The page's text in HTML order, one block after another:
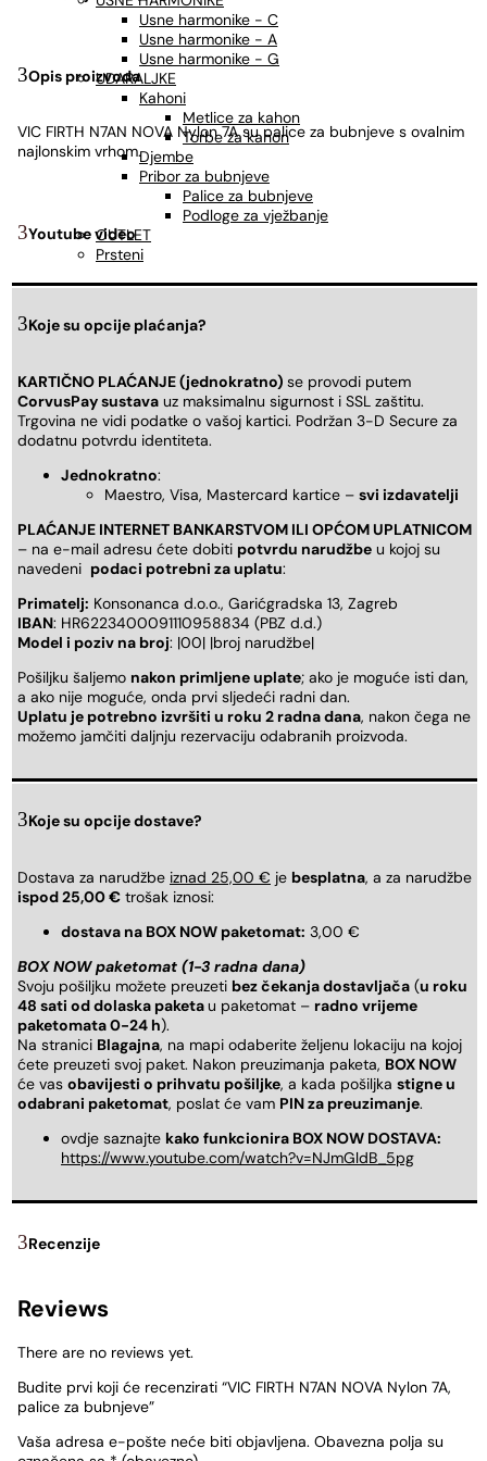
Usne harmonike - C
Usne harmonike - A
Usne harmonike - G
UDARALJKE
Kahoni
Metlice za kahon
Torbe za kahon
Djembe
Pribor za bubnjeve
Palice za bubnjeve
Podloge za vježbanje
OUTLET
Prsteni
Opis proizvoda
VIC FIRTH N7AN NOVA Nylon 7A su palice za bubnjeve s ovalnim
najlonskim vrhom.
Youtube video
Koje su opcije plaćanja?
KARTIČNO PLAĆANJE (jednokratno) se provodi putem
CorvusPay sustava uz maksimalnu sigurnost i SSL zaštitu.
Trgovina ne vidi podatke o vašoj kartici. Podržan 3-D Secure za
dodatnu potvrdu identiteta.
Jednokratno:
Maestro, Visa, Mastercard kartice – svi izdavatelji
PLAĆANJE INTERNET BANKARSTVOM ILI OPĆOM UPLATNICOM
– na e-mail adresu ćete dobiti potvrdu narudžbe u kojoj su
navedeni podaci potrebni za uplatu:
Primatelj: Konsonanca d.o.o., Garićgradska 13, Zagreb
IBAN: HR6223400091110958834 (PBZ d.d.)
Model i poziv na broj: |00| |broj narudžbe|
Pošiljku šaljemo nakon primljene uplate; ako je moguće isti dan,
a ako nije moguće, onda prvi sljedeći radni dan.
Uplatu je potrebno izvršiti u roku 2 radna dana, nakon čega ne
možemo jamčiti daljnju rezervaciju odabranih proizvoda.
Koje su opcije dostave?
Dostava za narudžbe iznad 25,00 € je besplatna, a za narudžbe
ispod 25,00 € trošak iznosi:
dostava na BOX NOW paketomat: 3,00 €
BOX NOW paketomat (1-3 radna dana)
Svoju pošiljku možete preuzeti bez čekanja dostavljača (u roku
48 sati od dolaska paketau paketomat – radno vrijeme
paketomata 0-24 h).
Na stranici Blagajna, na mapi odaberite željenu lokaciju na kojoj
ćete preuzeti svoj paket. Nakon preuzimanja paketa, BOX NOW
će vas obavijesti o prihvatu pošiljke, a kada pošiljka stigne u
odabrani paketomat, poslat će vam PIN za preuzimanje.
ovdje saznajte kako funkcionira BOX NOW DOSTAVA:
https://www.youtube.com/watch?v=NJmGldB_5pg
Recenzije
Reviews
There are no reviews yet.
Budite prvi koji će recenzirati “VIC FIRTH N7AN NOVA Nylon 7A,
palice za bubnjeve”
Vaša adresa e-pošte neće biti objavljena. Obavezna polja su